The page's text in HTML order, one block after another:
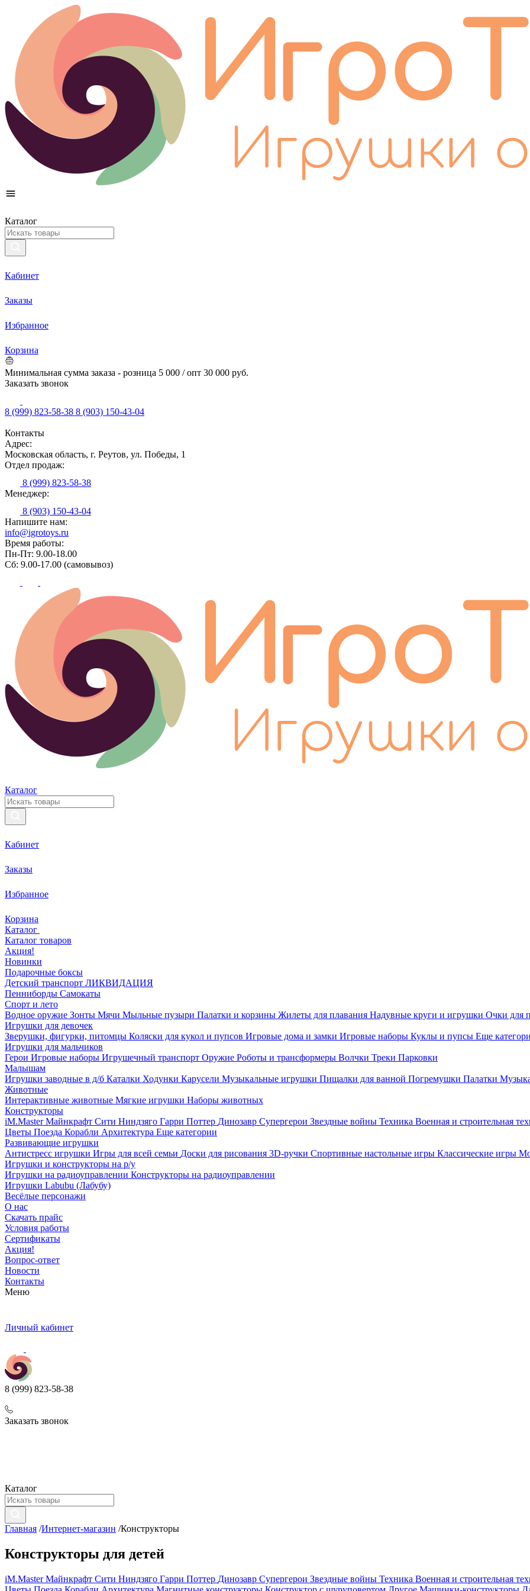
Каталог
Кабинет
Заказы
Избранное
Корзина
Минимальная сумма заказа - розница 5 000 / опт 30 000 руб.
Заказать звонок
8 (999) 823-58-38 8 (903) 150-43-04
Контакты
Адрес:
Московская область, г. Реутов, ул. Победы, 1
Отдел продаж:
8 (999) 823-58-38
Менеджер:
8 (903) 150-43-04
Напишите нам:
info@igrotoys.ru
Время работы:
Пн-Пт: 9.00-18.00
Сб: 9.00-17.00 (самовывоз)
Каталог
Кабинет
Заказы
Избранное
Корзина
Каталог
Каталог товаров
Акция!
Новинки
Подарочные боксы
Детский транспорт ЛИКВИДАЦИЯ
Пенниборды Самокаты
Спорт и лето
Водное оружие Зонты Мячи Мыльные пузыри Палатки и корзины Жилеты для плавания Надувные круги и игрушки Очки для
Игрушки для девочек
Зверушки, фигурки, питомцы Коляски для кукол и пупсов Игровые дома и замки Игровые наборы Куклы и пупсы Еще
Игрушки для мальчиков
Герои Игровые наборы Игрушечный транспорт Оружие Роботы и трансформеры Волчки Треки Парковки
Малышам
Игрушки заводные в д/б Каталки Ходунки Карусели Музыкальные игрушки Пищалки для ванной Погремушки Палатки
Животные
Интерактивные животные Мягкие игрушки Наборы животных
Конструкторы
iM.Master Майнкрафт Сити Ниндзяго Гарри Поттер Динозавр Супергерои Звездные войны Техника Военная и строительная
Цветы Поезда Корабли Архитектура Еще категории
Развивающие игрушки
Антистресс игрушки Игры для всей семьи Доски для рисования 3D-ручки Спортивные настольные игры Классические игры
Игрушки и конструкторы на р/у
Игрушки на радиоуправлении Конструкторы на радиоуправлении
Игрушки Labubu (Лабубу)
Весёлые персонажи
О нас
Скачать прайс
Условия работы
Сертификаты
Акция!
Вопрос-ответ
Новости
Контакты
Меню
Личный кабинет
8 (999) 823-58-38
Заказать звонок
Каталог
Главная /Интернет-магазин /Конструкторы
Конструкторы для детей
iM.MasterМайнкрафт Сити Ниндзяго Гарри Поттер Динозавр Супергерои Звездные войны Техника Военная и строительная